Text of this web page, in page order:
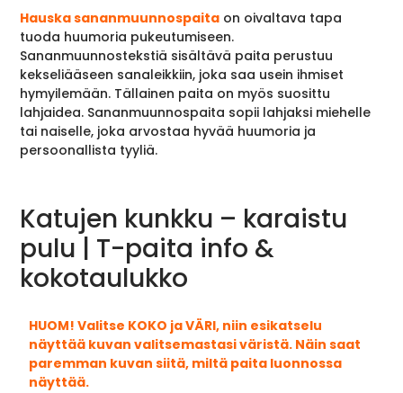
Hauska sananmuunnospaita on oivaltava tapa
tuoda huumoria pukeutumiseen.
Sananmuunnostekstiä sisältävä paita perustuu
kekseliääseen sanaleikkiin, joka saa usein ihmiset
hymyilemään. Tällainen paita on myös suosittu
lahjaidea. Sananmuunnospaita sopii lahjaksi miehelle
tai naiselle, joka arvostaa hyvää huumoria ja
persoonallista tyyliä.
Katujen kunkku – karaistu
pulu | T-paita info &
kokotaulukko
HUOM! Valitse KOKO ja VÄRI, niin esikatselu
näyttää kuvan valitsemastasi väristä. Näin saat
paremman kuvan siitä, miltä paita luonnossa
näyttää.